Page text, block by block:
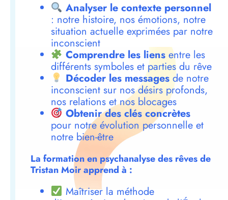
Analyser le contexte personnel
: notre histoire, nos émotions, notre
situation actuelle exprimées par notre
inconscient
Comprendre les liensentre les
différents symboles et parties du rêve
Décoder les messagesde notre
inconscient sur nos désirs profonds,
nos relations et nos blocages
Obtenir des clés concrètes
pour notre évolution personnelle et
notre bien-être
La formation en psychanalyse des rêves de
Tristan Moir apprend à :
Maîtriser la méthode